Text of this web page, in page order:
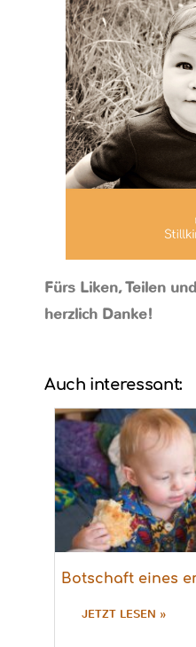
Fürs Liken, Teilen
herzlich Danke!
Auch interessant:
Botschaft eines
JETZT LESEN »